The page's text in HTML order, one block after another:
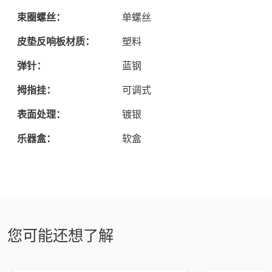
束圈螺丝：
单螺丝
皮垫反响板材质：
塑料
弹针：
蓝钢
拇指挂：
可调式
表面处理：
镀银
乐器盒：
软盒
您可能还想了解